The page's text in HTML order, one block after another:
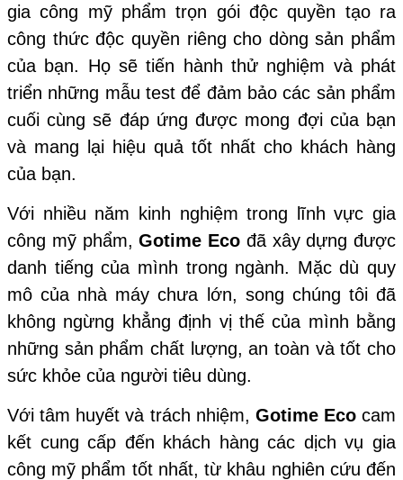
gia công mỹ phẩm trọn gói độc quyền tạo ra
công thức độc quyền riêng cho dòng sản phẩm
của bạn. Họ sẽ tiến hành thử nghiệm và phát
triển những mẫu test để đảm bảo các sản phẩm
cuối cùng sẽ đáp ứng được mong đợi của bạn
và mang lại hiệu quả tốt nhất cho khách hàng
của bạn.
Với nhiều năm kinh nghiệm trong lĩnh vực gia
công mỹ phẩm,Gotime Eco đã xây dựng được
danh tiếng của mình trong ngành. Mặc dù quy
mô của nhà máy chưa lớn, song chúng tôi đã
không ngừng khẳng định vị thế của mình bằng
những sản phẩm chất lượng, an toàn và tốt cho
sức khỏe của người tiêu dùng.
Với tâm huyết và trách nhiệm, Gotime Eco cam
kết cung cấp đến khách hàng các dịch vụ gia
công mỹ phẩm tốt nhất, từ khâu nghiên cứu đến